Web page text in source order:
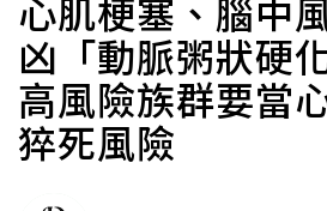
心肌梗塞、腦中
凶「動脈粥狀硬
高風險族群要當
猝死風險